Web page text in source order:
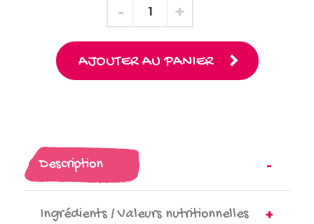
AJOUTER AU PANIER
Description
Ingrédients / Valeurs nutritionnelles